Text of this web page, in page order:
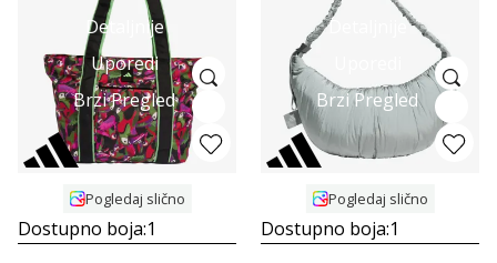
Detaljnije
Uporedi
Brzi Pregled
Pogledaj slično
Dostupno boja:1
Detaljnije
Brzi Pregled
Pogledaj slično
Dostupno boja:1